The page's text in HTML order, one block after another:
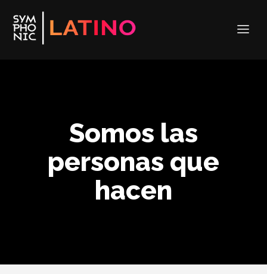
Somos las
personas que
hacen